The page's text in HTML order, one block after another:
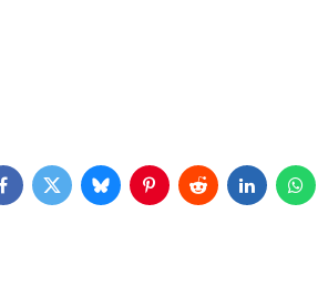
FacebookTwitterBlueskyPinterestRedditLinkedIn